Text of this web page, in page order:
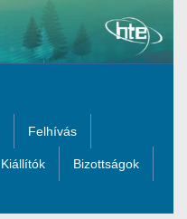
Felhívás
Kiállítók Bizottságok